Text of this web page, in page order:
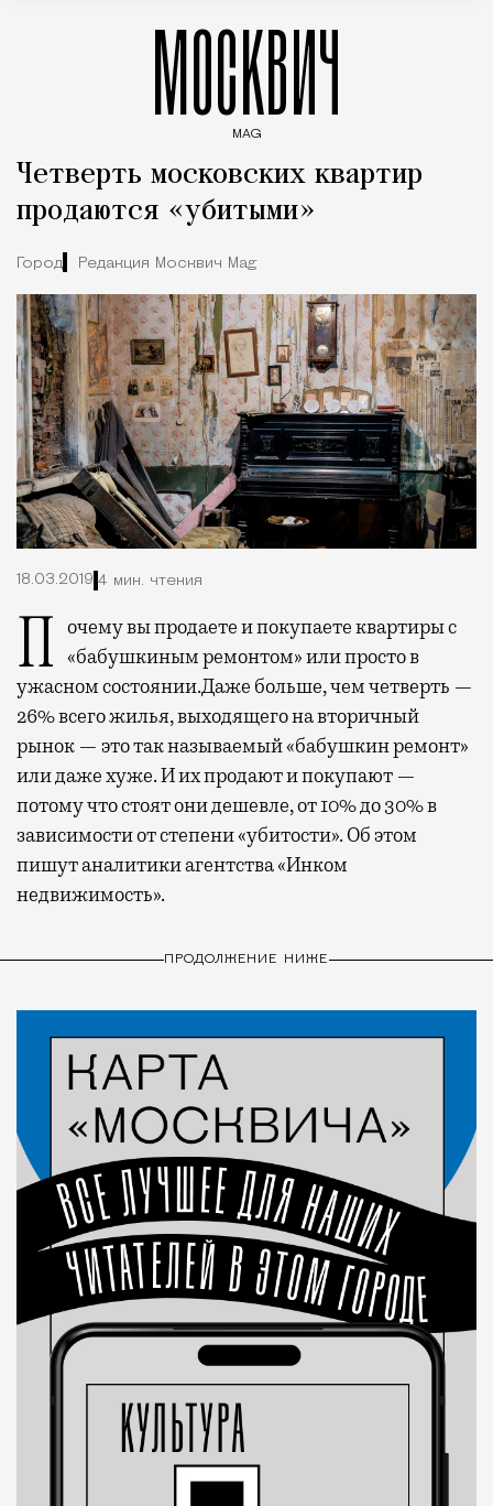
МОСКВИЧ
MAG
Четверть московских квартир
продаются «убитыми»
Город Редакция Москвич Mag
18.03.2019 4 мин. чтения
Почему вы продаете и покупаете квартиры с «бабушкиным ремонтом» или просто в
ужасном состоянии.Даже больше, чем четверть —
26% всего жилья, выходящего на вторичный
рынок — это так называемый «бабушкин ремонт»
или даже хуже. И их продают и покупают —
потому что стоят они дешевле, от 10% до 30% в
зависимости от степени «убитости». Об этом
пишут аналитики агентства«Инком
недвижимость».
ПРОДОЛЖЕНИЕ НИЖЕ